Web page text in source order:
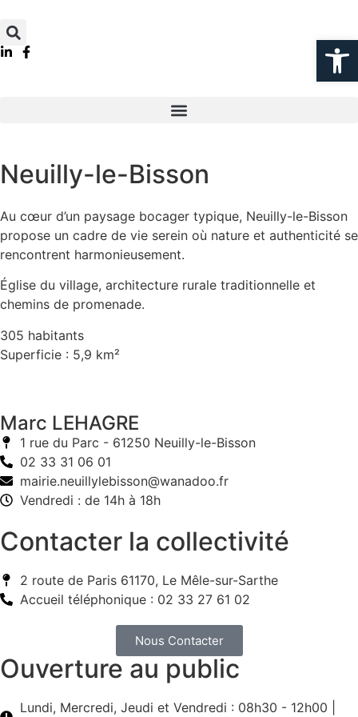
Neuilly-le-Bisson
Au cœur d’un paysage bocager typique, Neuilly-le-Bisson
propose un cadre de vie serein où nature et authenticité se
rencontrent harmonieusement.
Église du village, architecture rurale traditionnelle et
chemins de promenade.
305 habitants
Superficie : 5,9 km²
Marc LEHAGRE
1 rue du Parc - 61250 Neuilly-le-Bisson
02 33 31 06 01
mairie.neuillylebisson@wanadoo.fr
Vendredi : de 14h à 18h
Contacter la collectivité
2 route de Paris 61170, Le Mêle-sur-Sarthe
Accueil téléphonique : 02 33 27 61 02
Nous Contacter
Ouverture au public
Lundi, Mercredi, Jeudi et Vendredi : 08h30 - 12h00 |
Ouvrir